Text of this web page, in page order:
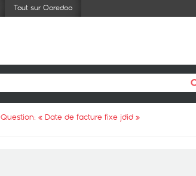
Tout sur Ooredoo
Question: « Date de facture fixe jdid »